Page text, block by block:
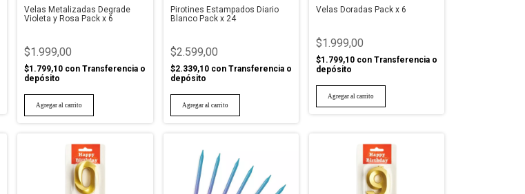
Velas Metalizadas Degrade
Violeta y Rosa Pack x 6
$1.999,00
$1.799,10 con Transferencia o
depósito
Pirotines Estampados Diario
Blanco Pack x 24
$2.599,00
$2.339,10 con Transferencia o
depósito
Velas Doradas Pack x 6
$1.999,00
$1.799,10 con Transferencia o
depósito